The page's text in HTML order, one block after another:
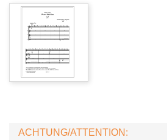
ACHTUNG/ATTENTION: